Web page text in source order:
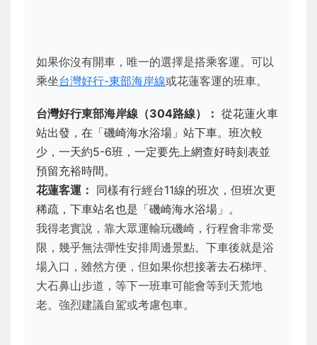
如果你沒有開車，唯一的選擇是搭乘客運。可以
乘坐台灣好行-東部海岸線或花蓮客運的班車。
台灣好行東部海岸線（304路線）： 從花蓮火車
站出發，在「磯崎海水浴場」站下車。班次較
少，一天約5-6班，一定要先上網查好時刻表並
預留充裕時間。
花蓮客運： 同樣有行經台11線的班次，但班次更
稀疏，下車站名也是「磯崎海水浴場」。
我得老實說，靠大眾運輸玩磯崎，行程會非常受
限，幾乎無法彈性安排周邊景點。下車後就是浴
場入口，雖然方便，但如果你想接著去石梯坪、
大石鼻山步道，等下一班車可能會等到天荒地
老。強烈建議自駕或考慮包車。